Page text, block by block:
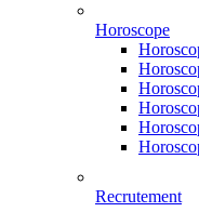
Horoscope
Recrutement